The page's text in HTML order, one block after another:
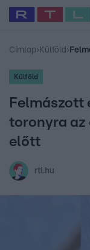
Legfrissebb RTL
Babits Marcella
Címlap› Külföld ›
Külföld
Felmászott
toronyra az
előtt
rtl.hu